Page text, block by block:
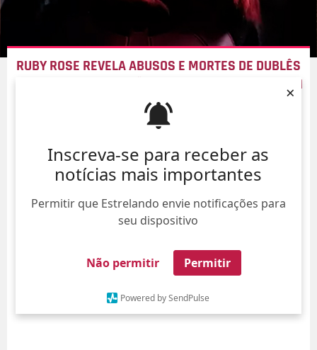
Inscreva-se para receber as
notícias mais importantes
Permitir que Estrelando envie notificações para
seu dispositivo
Não permitir Permitir
Powered by SendPulse
×
RUBY ROSE REVELA ABUSOS E MORTES DE DUBLÊS
PODERIA
TER FICADO CEGA
08/Ago/